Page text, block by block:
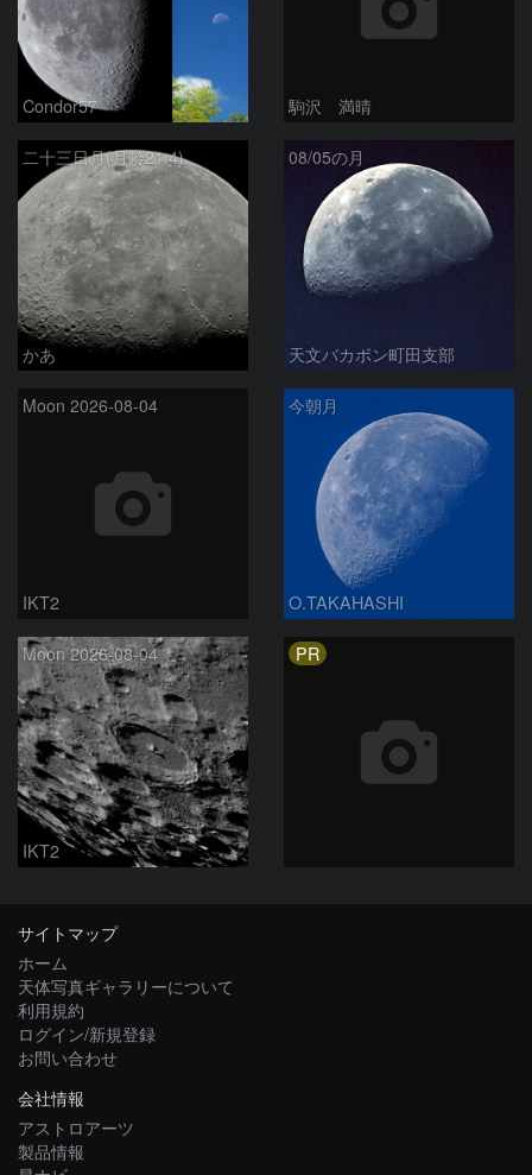
Condor57 駒沢 満晴
二十三日月(月齢21.4)
かあ
08/05の月
天文バカボン町田支部
Moon 2026-08-04
IKT2
今朝月
O.TAKAHASHI
Moon 2026-08-04
IKT2
PR
サイトマップ
ホーム
天体写真ギャラリーについて
利用規約
ログイン/新規登録
お問い合わせ
会社情報
アストロアーツ
製品情報